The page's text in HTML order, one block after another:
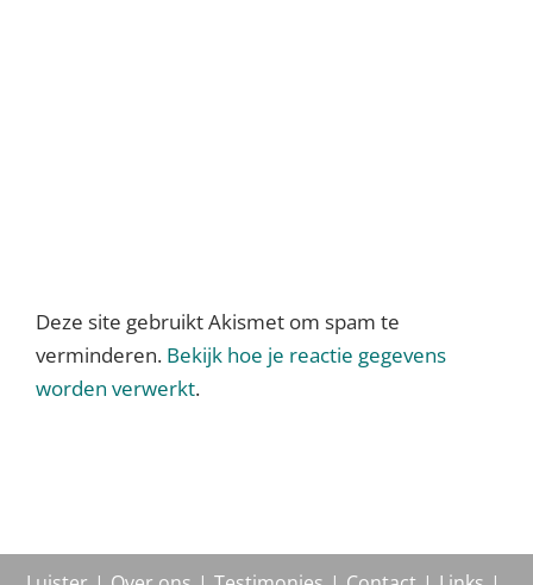
Deze site gebruikt Akismet om spam te
verminderen. Bekijk hoe je reactie gegevens
worden verwerkt.